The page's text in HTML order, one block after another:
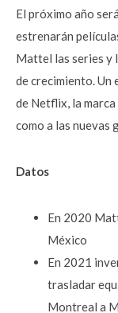
El próximo año
estrenarán
Mattel las series y
de crecimiento. Un
de Netflix, la
como a las nuevas
Datos
En 2020
México
En 2021
trasladar
Montreal a